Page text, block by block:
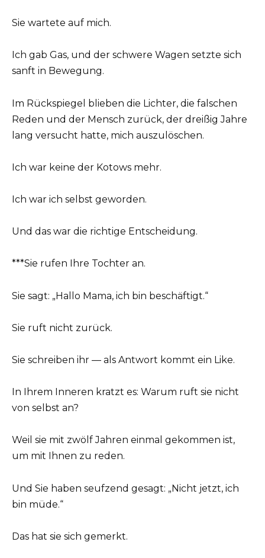
Sie wartete auf mich.
Ich gab Gas, und der schwere Wagen setzte sich
sanft in Bewegung.
Im Rückspiegel blieben die Lichter, die falschen
Reden und der Mensch zurück, der dreißig Jahre
lang versucht hatte, mich auszulöschen.
Ich war keine der Kotows mehr.
Ich war ich selbst geworden.
Und das war die richtige Entscheidung.
***Sie rufen Ihre Tochter an.
Sie sagt: „Hallo Mama, ich bin beschäftigt.“
Sie ruft nicht zurück.
Sie schreiben ihr — als Antwort kommt ein Like.
In Ihrem Inneren kratzt es: Warum ruft sie nicht
von selbst an?
Weil sie mit zwölf Jahren einmal gekommen ist,
um mit Ihnen zu reden.
Und Sie haben seufzend gesagt: „Nicht jetzt, ich
bin müde.“
Das hat sie sich gemerkt.